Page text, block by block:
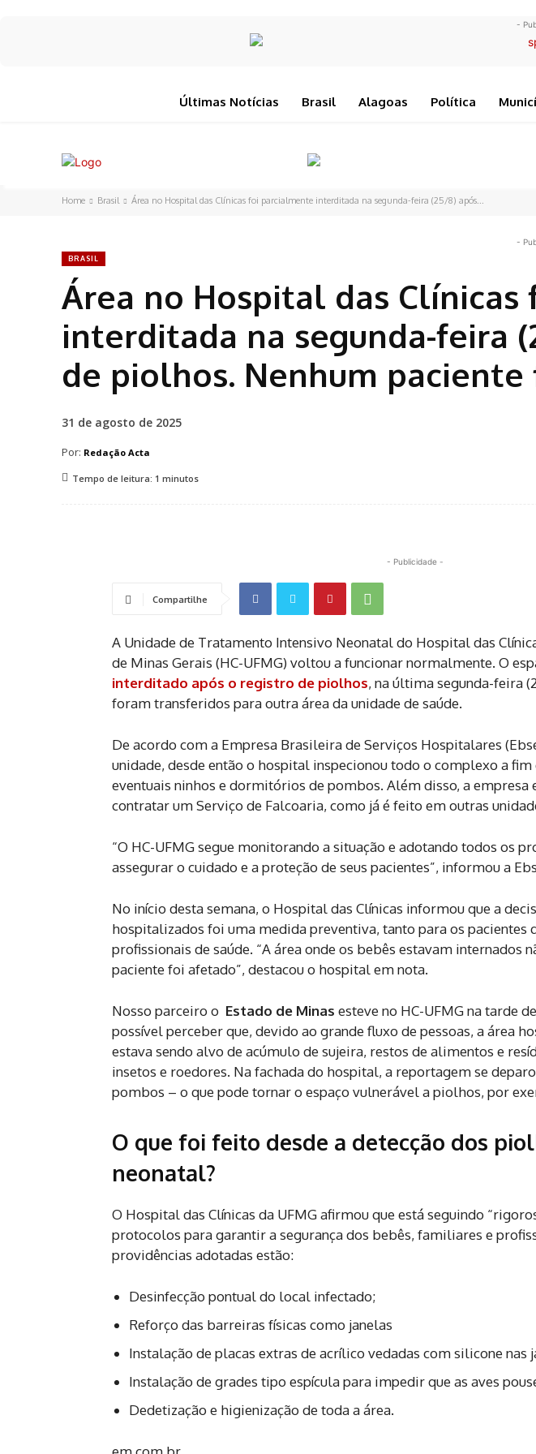
-
Últimas Notícias Brasil Alagoas Política
Home Brasil Área no Hospital das Clínicas foi parcialmente interditada na segunda-feira (25/8) após...
-
BRASIL
Área no Hospital das
interditada na segunda-feira
de piolhos. Nenhum
31 de agosto de 2025
Por: Redação Acta
Tempo de leitura: 1 minutos
- Publicidade -
Compartilhe
A Unidade de Tratamento Intensivo Neonatal do Hospital das
de Minas Gerais (HC-UFMG) voltou a funcionar normalmente. O
interditado após o registro de piolhos, na última segunda-feira
foram transferidos para outra área da unidade de saúde.
De acordo com a Empresa Brasileira de Serviços Hospitalares
unidade, desde então o hospital inspecionou todo o complexo a
eventuais ninhos e dormitórios de pombos. Além disso, a empresa
contratar um Serviço de Falcoaria, como já é feito em outras
“O HC-UFMG segue monitorando a situação e adotando todos os
assegurar o cuidado e a proteção de seus pacientes”, informou a
No início desta semana, o Hospital das Clínicas informou que a
hospitalizados foi uma medida preventiva, tanto para os pacientes
profissionais de saúde. “A área onde os bebês estavam internados
paciente foi afetado”, destacou o hospital em nota.
Nosso parceiro o Estado de Minas esteve no HC-UFMG na tarde
possível perceber que, devido ao grande fluxo de pessoas, a área
estava sendo alvo de acúmulo de sujeira, restos de alimentos e
insetos e roedores. Na fachada do hospital, a reportagem se
pombos – o que pode tornar o espaço vulnerável a piolhos, por
O que foi feito desde a detecção dos
neonatal?
O Hospital das Clínicas da UFMG afirmou que está seguindo
protocolos para garantir a segurança dos bebês, familiares e
providências adotadas estão:
Desinfecção pontual do local infectado;
Reforço das barreiras físicas como janelas
Instalação de placas extras de acrílico vedadas com silicone nas
Instalação de grades tipo espícula para impedir que as aves
Dedetização e higienização de toda a área.